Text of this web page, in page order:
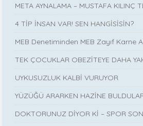
META AYNALAMA – MUSTAFA KILINÇ
4 TİP İNSAN VAR! SEN HANGİSİSİN?
MEB Denetiminden MEB Zayıf Karne
TEK ÇOCUKLAR OBEZİTEYE DAHA
UYKUSUZLUK KALBİ VURUYOR
YÜZÜĞÜ ARARKEN HAZİNE
DOKTORUNUZ DİYOR Kİ – SPOR